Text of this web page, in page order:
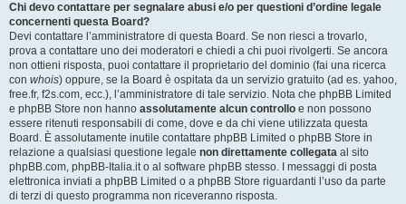
Chi devo contattare per segnalare abusi e/o per questioni d’ordine legale
concernenti questa Board?
Devi contattare l’amministratore di questa Board. Se non riesci a trovarlo,
prova a contattare uno dei moderatori e chiedi a chi puoi rivolgerti. Se ancora
non ottieni risposta, puoi contattare il proprietario del dominio (fai una ricerca
con whois) oppure, se la Board è ospitata da un servizio gratuito (ad es. yahoo,
free.fr, f2s.com, ecc.), l’amministratore di tale servizio. Nota che phpBB Limited
e phpBB Store non hanno assolutamente alcun controllo e non possono
essere ritenuti responsabili di come, dove e da chi viene utilizzata questa
Board. È assolutamente inutile contattare phpBB Limited o phpBB Store in
relazione a qualsiasi questione legale non direttamente collegata al sito
phpBB.com, phpBB-Italia.it o al software phpBB stesso. I messaggi di posta
elettronica inviati a phpBB Limited o a phpBB Store riguardanti l’uso da parte
di terzi di questo programma non riceveranno risposta.